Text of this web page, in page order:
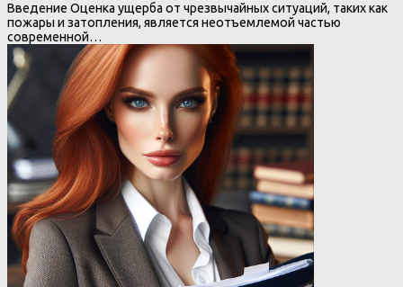
Введение Оценка ущерба от чрезвычайных ситуаций, таких как
пожары и затопления, является неотъемлемой частью
современной…